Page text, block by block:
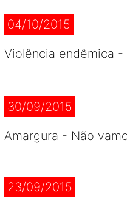
04/10/2015
Violência endêmica
30/09/2015
Amargura - Não
23/09/2015